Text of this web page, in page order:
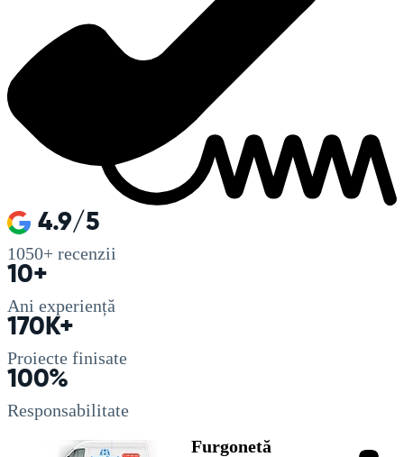
4.9/5
1050+ recenzii
10+
Ani experiență
170K+
Proiecte finisate
100%
Responsabilitate
Furgonetă